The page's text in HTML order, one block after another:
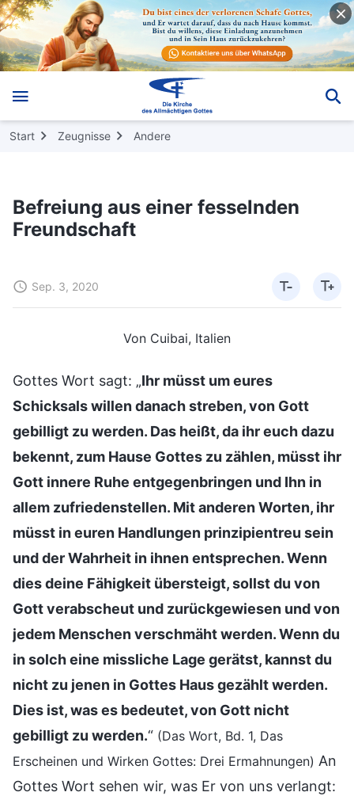
Start Zeugnisse Andere
Befreiung aus einer fesselnden
Freundschaft
Sep. 3, 2020
Von Cuibai, Italien
Gottes Wort sagt: „Ihr müsst um eures
Schicksals willen danach streben, von Gott
gebilligt zu werden. Das heißt, da ihr euch dazu
bekennt, zum Hause Gottes zu zählen, müsst ihr
Gott innere Ruhe entgegenbringen und Ihn in
allem zufriedenstellen. Mit anderen Worten, ihr
müsst in euren Handlungen prinzipientreu sein
und der Wahrheit in ihnen entsprechen. Wenn
dies deine Fähigkeit übersteigt, sollst du von
Gott verabscheut und zurückgewiesen und von
jedem Menschen verschmäht werden. Wenn du
in solch eine missliche Lage gerätst, kannst du
nicht zu jenen in Gottes Haus gezählt werden.
Dies ist, was es bedeutet, von Gott nicht
gebilligt zu werden.“ (Das Wort, Bd. 1, Das
Erscheinen und Wirken Gottes: Drei Ermahnungen) An
Gottes Wort sehen wir, was Er von uns verlangt: